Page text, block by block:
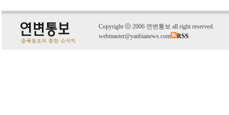
Copyright ⓒ 2006 연변통보 all right reserved.
webmaster@yanbianews.com
RSS